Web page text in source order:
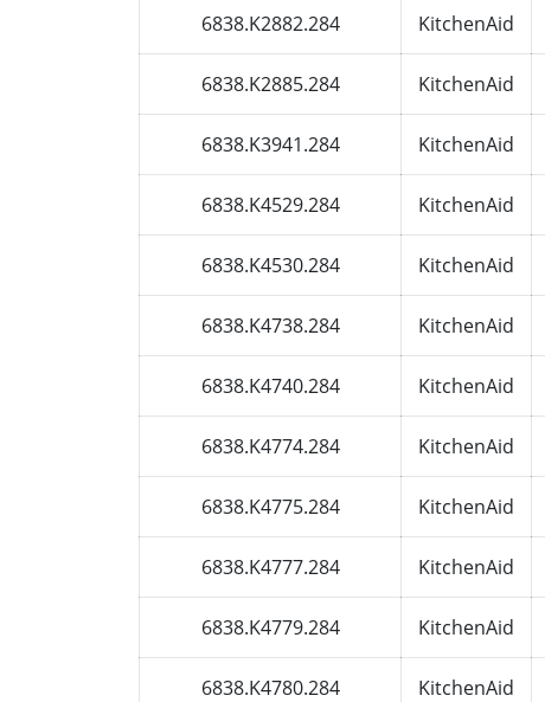
6838.K2882.284 KitchenAid
6838.K2885.284 KitchenAid
6838.K3941.284 KitchenAid
6838.K4529.284 KitchenAid
6838.K4530.284 KitchenAid
6838.K4738.284 KitchenAid
6838.K4740.284 KitchenAid
6838.K4774.284 KitchenAid
6838.K4775.284 KitchenAid
6838.K4777.284 KitchenAid
6838.K4779.284 KitchenAid
6838.K4780.284 KitchenAid